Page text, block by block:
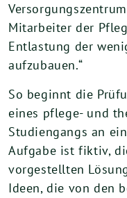
Mitarbeiter der
Entlastung der
aufzubauen.“
So beginnt die
eines pflege- und
Studiengangs an
Aufgabe ist fiktiv,
vorgestellten
Ideen, die von den